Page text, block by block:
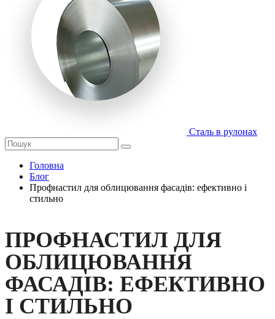
Сталь в рулонах
Головна
Блог
Профнастил для облицювання фасадів: ефективно і
стильно
ПРОФНАСТИЛ ДЛЯ
ОБЛИЦЮВАННЯ
ФАСАДІВ: ЕФЕКТИВНО
І СТИЛЬНО